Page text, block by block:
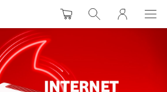
WarenkorbSuche MeinVodafone